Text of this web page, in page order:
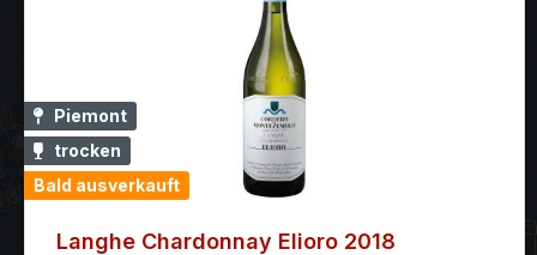
Piemont
trocken
Bald ausverkauft
Langhe Chardonnay Elioro 2018